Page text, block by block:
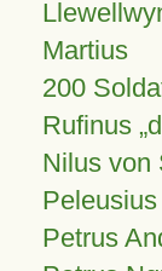
Martius
200
Rufinus
Nilus von
Petrus